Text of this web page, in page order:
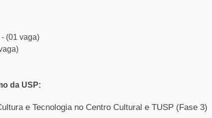
(01 vaga)
da USP:
e Tecnologia no Centro Cultural e TUSP (Fase 3)